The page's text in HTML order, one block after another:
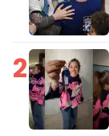
2